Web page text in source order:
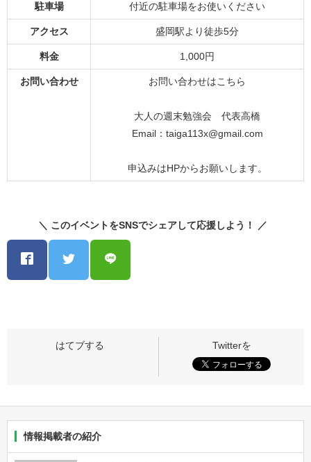
駐車場 付近の駐車場をお使いください
アクセス 盛岡駅より徒歩5分
料金 1,000円
お問い合わせ お問い合わせはこちら
大人の週末勉強会 代表高橋
Email：taiga113x@gmail.com
申込みはHPからお願いします。
＼ このイベントをSNSでシェアして応援しよう！ ／
情報掲載者の紹介